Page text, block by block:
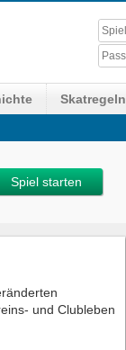
Skatregeln
Spiel starten
und Clubleben